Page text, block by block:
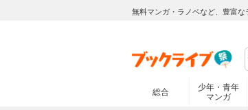
無料マンガ・ラノベなど、豊富な
総合
少年・青年
マンガ